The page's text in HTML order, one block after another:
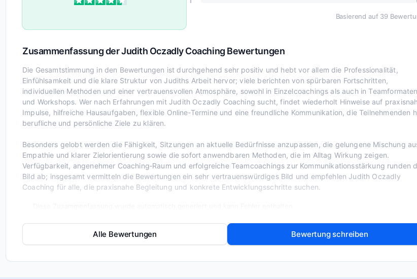
Basierend auf 39
Zusammenfassung der Judith Oczadly Coaching Bewertungen
Die Gesamtstimmung in den Bewertungen ist durchgehend sehr positiv und hebt vor allem die Professionalität,
Einfühlsamkeit und die klare Struktur von Judiths Arbeit hervor; viele berichten von spürbaren Fortschritten,
individuellen Methoden und einer vertrauensvollen Atmosphäre, sowohl in Einzelcoachings als auch in Teamformaten
und Workshops. Wer nach Erfahrungen mit Judith Oczadly Coaching sucht, findet wiederholt Hinweise auf
Impulse, hilfreiche Hausaufgaben, flexible Online‑Termine und eine freundliche Kommunikation, die Teilnehmenden
berufliche und persönliche Ziele zu klären.
Besonders gelobt werden die Fähigkeit, Sitzungen an aktuelle Bedürfnisse anzupassen, die gelungene Mischung
Empathie und klarer Zielorientierung sowie die sofort anwendbaren Methoden, die im Alltag Wirkung zeigen.
Verfügbarkeit, angenehmer Coaching‑Raum und erfolgreiche Teamcoachings zur Kommunikationsstärkung runden
Bild ab; insgesamt vermitteln die Bewertungen ein sehr vertrauenswürdiges Bild und empfehlen Judith Oczadly
Coaching für alle, die praxisnahe Begleitung und konkrete Entwicklungsschritte suchen.
Alle Bewertungen Bewertung schreiben